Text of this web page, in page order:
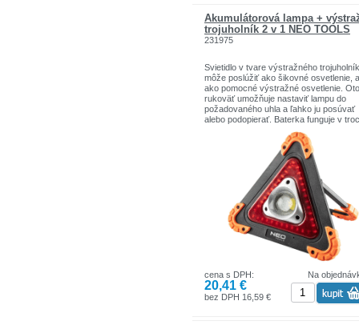
Akumulátorová lampa +
trojuholník 2 v 1 NEO TOOLS
231975
Svietidlo v tvare výstražného
môže poslúžiť ako šikovné osvetlenie,
ako pomocné výstražné osvetlenie.
rukoväť umožňuje nastaviť lampu do
požadovaného uhla a ľahko ju posúvať
alebo podopierať. Baterka funguje v
režimoch: 100% biele svetlo, 50% biele
svetlo, červené stroboskopické svetlo.
Zariadenie je napájané 4 batériami AA
sú súčasťou balenia) Charakteristické
vlastnosti: Pohyblivá podpora 4xAA
napájanie (nie je súčasťou balenia)
22x220x45mm 3 svetelné funkcie:
biele svetlo, 50% biele svetlo, červené
stroboskopické svetlo Technické
parametre: 800lm 10W COB LED
22 x 220 x 45 mm Materiál: Telo Nylon +
TPR, rohy chránené gumou
Na
cena s DPH:
20,41 €
bez DPH 16,59 €